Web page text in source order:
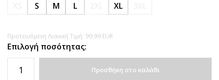
S M L XL
Προτεινόμενη Λιανική Τιμή: 99,99 EUR
Επιλογή ποσότητας:
Προσθήκη στο καλάθι